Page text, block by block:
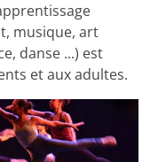
musique, art
danse ...) est
et aux adultes.